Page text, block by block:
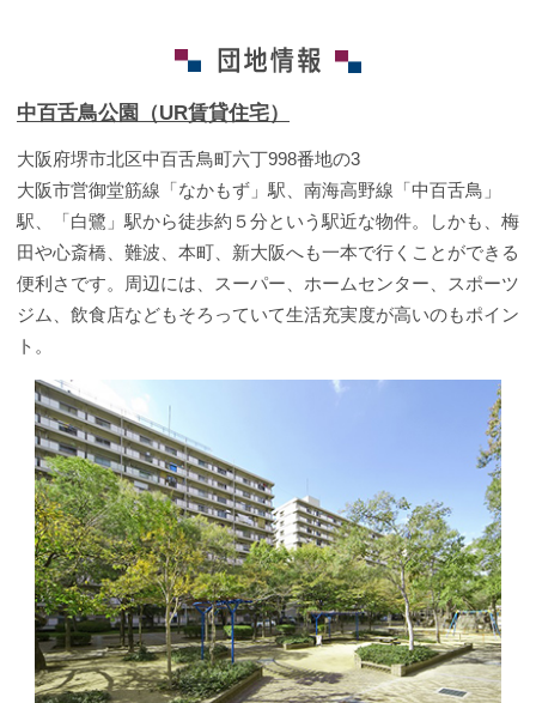
中百舌鳥公園（UR賃貸住宅）
大阪府堺市北区中百舌鳥町六丁998番地の3
大阪市営御堂筋線「なかもず」駅、南海高野線「中百舌鳥」
駅、「白鷺」駅から徒歩約５分という駅近な物件。しかも、梅
田や心斎橋、難波、本町、新大阪へも一本で行くことができる
便利さです。周辺には、スーパー、ホームセンター、スポーツ
ジム、飲食店などもそろっていて生活充実度が高いのもポイン
ト。